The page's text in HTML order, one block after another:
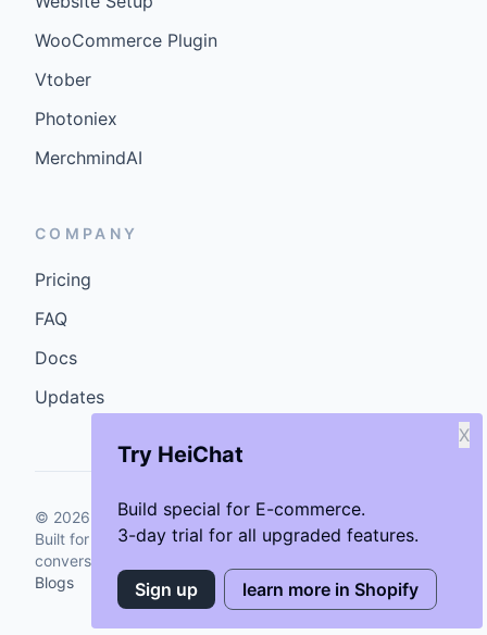
Try HeiChat
Build special for E-commerce.
3-day trial for all upgraded features.
X
Sign up learn more in Shopify
WooCommerce Plugin
Vtober
Photoniex
MerchmindAI
COMPANY
Pricing
FAQ
Docs
Updates
© 2026 GenCybers Inc. All rights reserved.
Built for storefronts that want faster answers and cleaner
conversions.
Blogs